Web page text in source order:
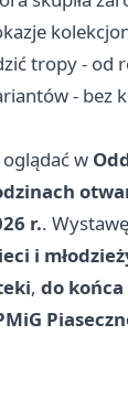
tropy - od
- bez
w
r..
i
, do końca